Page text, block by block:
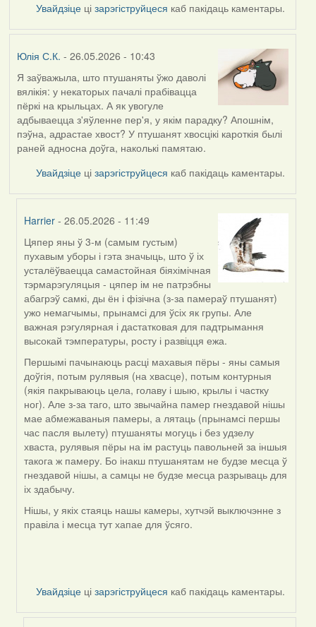
Увайдзіце цізарэгіструйцеся каб пакідаць каментары.
Юлія С.К. - 26.05.2026 - 10:43
Я заўважыла, што птушаняты ўжо даволі
вялікія: у некаторых пачалі прабівацца
пёркі на крыльцах. А як увогуле
адбываецца з'яўленне пер'я, у якім парадку? Апошнім,
пэўна, адрастае хвост? У птушанят хвосцікі кароткія былі
раней адносна доўга, наколькі памятаю.
Увайдзіце цізарэгіструйцеся каб пакідаць каментары.
Harrier - 26.05.2026 - 11:49
In
reply
to
by
Юлія
С.К.
Цяпер яны ў 3-м (самым густым)
пухавым уборы і гэта значыць, што ў іх
усталёўваецца самастойная біяхімічная
тэрмарэгуляцыя - цяпер ім не патрэбны
абагрэў самкі, ды ён і фізічна (з-за памераў птушанят)
ужо немагчымы, прынамсі для ўсіх як групы. Але
важная рэгулярная і дастатковая для падтрымання
высокай тэмпературы, росту і развіцця ежа.
Першымі пачынаюць расці махавыя пёры - яны самыя
доўгія, потым рулявыя (на хвасце), потым контурныя
(якія пакрываюць цела, голаву і шыю, крылы і частку
ног). Але з-за таго, што звычайна памер гнездавой нішы
мае абмежаваныя памеры, а лятаць (прынамсі першы
час пасля вылету) птушаняты могуць і без удзелу
хваста, рулявыя пёры на ім растуць павольней за іншыя
такога ж памеру. Бо інакш птушанятам не будзе месца ў
гнездавой нішы, а самцы не будзе месца разрываць для
іх здабычу.
Нішы, у якіх стаяць нашы камеры, хутчэй выключэнне з
правіла і месца тут хапае для ўсяго.
Увайдзіце цізарэгіструйцеся каб пакідаць каментары.